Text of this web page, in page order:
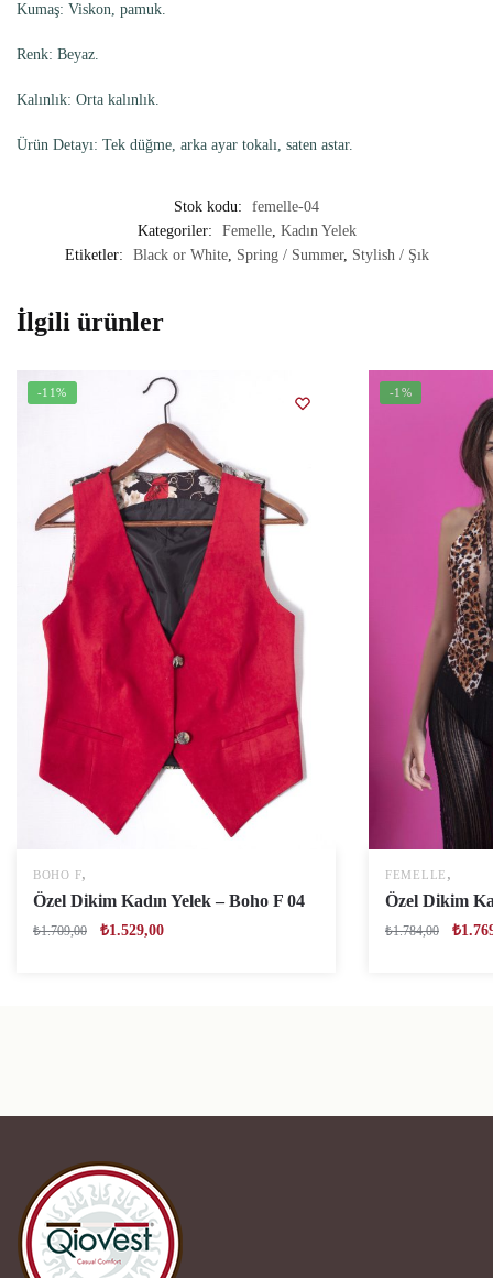
Kumaş: Viskon, pamuk.
Renk: Beyaz.
Kalınlık: Orta kalınlık.
Ürün Detayı: Tek düğme, arka ayar tokalı, saten astar.
Stok kodu:
femelle-04
Kategoriler:
Femelle, Kadın Yelek
Etiketler:
Black or White, Spring / Summer, Stylish / Şık
İlgili ürünler
-11%
BOHO F,
Özel Dikim Kadın Yelek – Boho F 04
₺1.709,00 ₺1.529,00
-1%
FEMELLE ,
Özel Dikim
₺1.784,00 ₺